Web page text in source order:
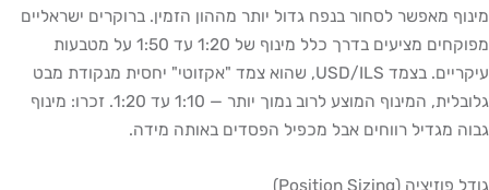
מינוף מאפשר לסחור בנפח גדול יותר מההון הזמין. ברוקרים ישראליים
מפוקחים מציעים בדרך כלל מינוף של 1:20 עד 1:50 על מטבעות
עיקריים. בצמד USD/ILS, שהוא צמד "אקזוטי" יחסית מנקודת מבט
גלובלית, המינוף המוצע לרוב נמוך יותר — 1:10 עד 1:20. זכרו: מינוף
גבוה מגדיל רווחים אבל מכפיל הפסדים באותה מידה.
גודל פוזיציה (Position Sizing)